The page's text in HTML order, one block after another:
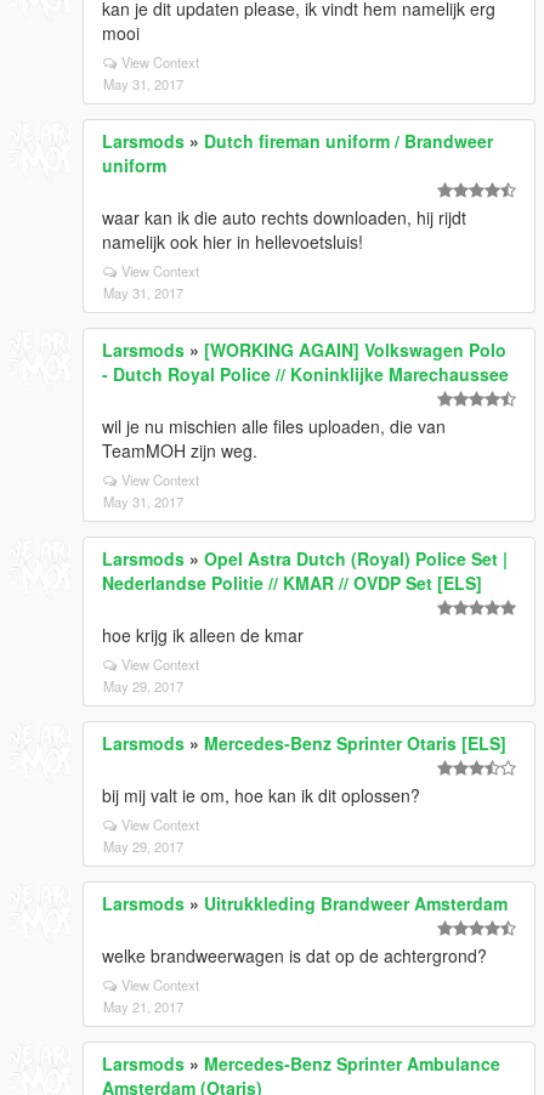
kan je dit updaten please, ik vindt hem namelijk erg
mooi
View Context
May 31, 2017
Larsmods » Dutch fireman uniform / Brandweer
uniform
waar kan ik die auto rechts downloaden, hij rijdt
namelijk ook hier in hellevoetsluis!
View Context
May 31, 2017
Larsmods » [WORKING AGAIN] Volkswagen Polo
- Dutch Royal Police // Koninklijke Marechaussee
wil je nu mischien alle files uploaden, die van
TeamMOH zijn weg.
View Context
May 31, 2017
Larsmods » Opel Astra Dutch (Royal) Police Set |
Nederlandse Politie // KMAR // OVDP Set [ELS]
hoe krijg ik alleen de kmar
View Context
May 29, 2017
Larsmods » Mercedes-Benz Sprinter Otaris [ELS]
bij mij valt ie om, hoe kan ik dit oplossen?
View Context
May 29, 2017
Larsmods » Uitrukkleding Brandweer Amsterdam
welke brandweerwagen is dat op de achtergrond?
View Context
May 21, 2017
Larsmods » Mercedes-Benz Sprinter Ambulance
Amsterdam (Otaris)